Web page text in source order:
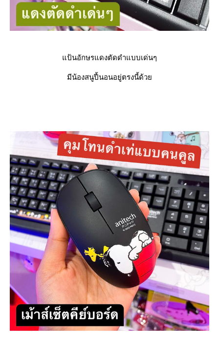
ป้นอักษรแดงตัดดำแบบเด่นๆ
มีน้องสนูปี้นอนอยู่ตรงนี้ด้ว